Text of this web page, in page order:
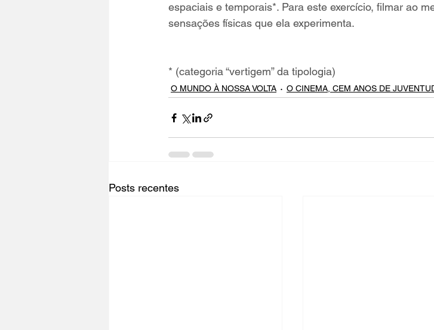
espaciais e temporais*. Para este exercício, filmar ao
sensações físicas que ela experimenta.
* (categoria “vertigem” da tipologia)
O MUNDO À NOSSA VOLTA O CINEMA, CEM ANOS DE
Posts recentes